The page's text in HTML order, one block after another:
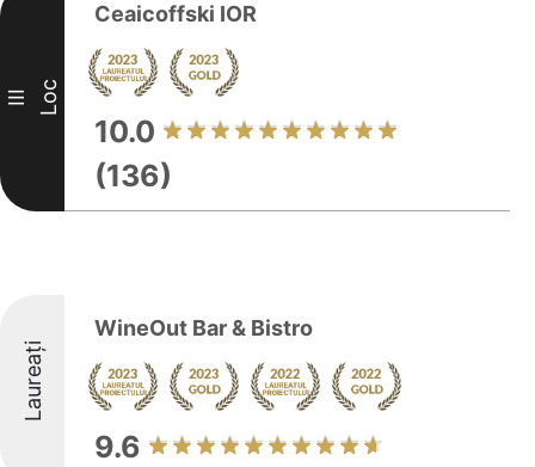
III Loc
Ceaicoffski IOR
10.0
(136)
Laureați
WineOut Bar & Bistro
9.6